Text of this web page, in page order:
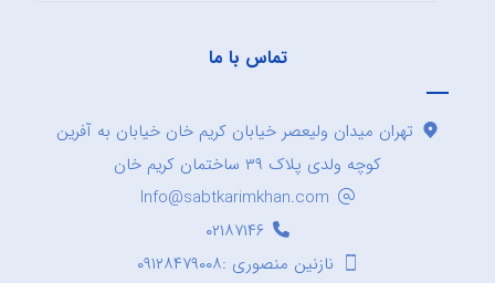
تماس با ما
تهران میدان ولیعصر خیابان کریم خان خیابان به آفرین
کوچه ولدی پلاک ۳۹ ساختمان کریم خان
Info@sabtkarimkhan.com
۰۲۱۸۷۱۴۶
نازنین منصوری :۰۹۱۲۸۴۷۹۰۰۸